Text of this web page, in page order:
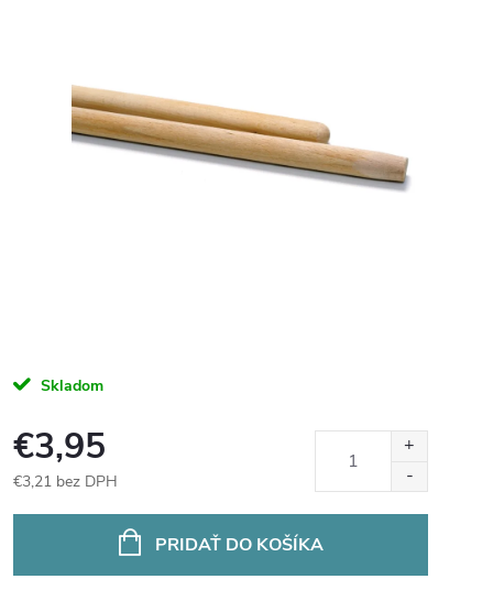
Skladom
€3,95
€3,21 bez DPH
PRIDAŤ DO KOŠÍKA